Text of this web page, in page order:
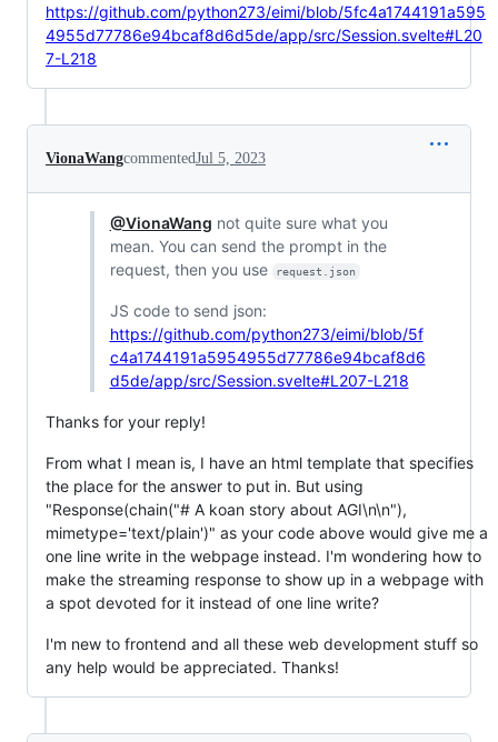
https://github.com/python273/eimi/blob/5fc4a1744191a595
4955d77786e94bcaf8d6d5de/app/src/Session.svelte#L20
7-L218
VionaWangcommentedJul 5, 2023
@VionaWang not quite sure what you
mean. You can send the prompt in the
request, then you use
request.json
JS code to send json:
https://github.com/python273/eimi/blob/5f
c4a1744191a5954955d77786e94bcaf8d6
d5de/app/src/Session.svelte#L207-L218
Thanks for your reply!
From what I mean is, I have an html template that specifies
the place for the answer to put in. But using
"Response(chain("# A koan story about AGI\n\n"),
mimetype='text/plain')" as your code above would give me a
one line write in the webpage instead. I'm wondering how to
make the streaming response to show up in a webpage with
a spot devoted for it instead of one line write?
I'm new to frontend and all these web development stuff so
any help would be appreciated. Thanks!